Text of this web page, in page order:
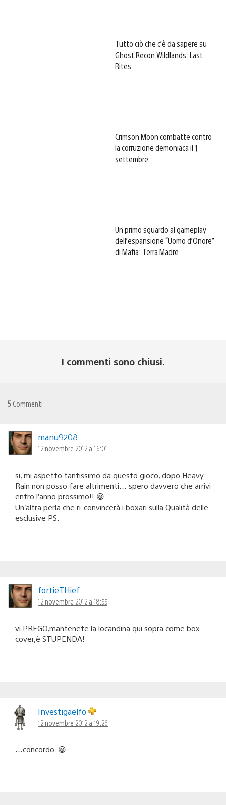
Tutto ciò che c’è da sapere su
Ghost Recon Wildlands: Last
Rites
Crimson Moon combatte contro
la corruzione demoniaca il 1
settembre
Un primo sguardo al gameplay
dell’espansione “Uomo d’Onore”
di Mafia: Terra Madre
I commenti sono chiusi.
5 Commenti
manu9208
12 novembre 2012 a 16:01
si, mi aspetto tantissimo da questo gioco, dopo Heavy
Rain non posso fare altrimenti… spero davvero che arrivi
entro l’anno prossimo!! 😀
Un’altra perla che ri-convincerà i boxari sulla Qualità delle
esclusive PS.
fortieTHief
12 novembre 2012 a 18:55
vi PREGO,mantenete la locandina qui sopra come box
cover,è STUPENDA!
Investigaelfo
12 novembre 2012 a 19:26
…concordo. 😀